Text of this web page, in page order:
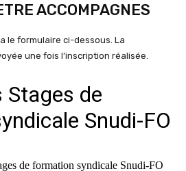
ACCOMPAGNES
le formulaire ci-dessous. La
une fois l’inscription réalisée.